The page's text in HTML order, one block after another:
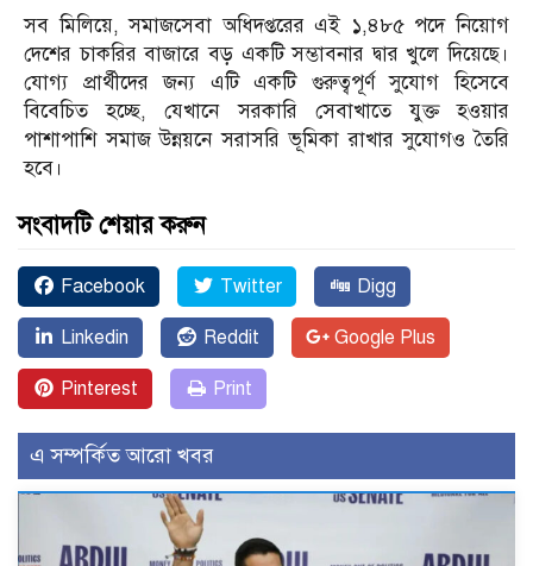
সব মিলিয়ে, সমাজসেবা অধিদপ্তরের এই ১,৪৮৫ পদে নিয়োগ
দেশের চাকরির বাজারে বড় একটি সম্ভাবনার দ্বার খুলে দিয়েছে।
যোগ্য প্রার্থীদের জন্য এটি একটি গুরুত্বপূর্ণ সুযোগ হিসেবে
বিবেচিত হচ্ছে, যেখানে সরকারি সেবাখাতে যুক্ত হওয়ার
পাশাপাশি সমাজ উন্নয়নে সরাসরি ভূমিকা রাখার সুযোগও তৈরি
হবে।
সংবাদটি শেয়ার করুন
Facebook Twitter Digg
Linkedin Reddit Google Plus
Pinterest Print
এ সম্পর্কিত আরো খবর